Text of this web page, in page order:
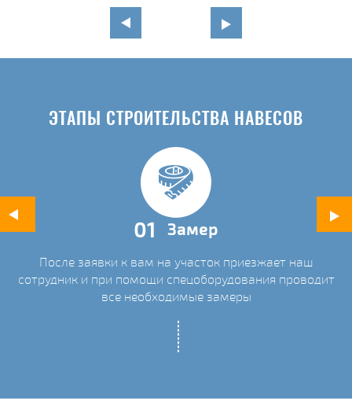
ЭТАПЫ СТРОИТЕЛЬСТВА НАВЕСОВ
01 Замер
После заявки к вам на участок приезжает наш
сотрудник и при помощи спецоборудования проводит
все необходимые замеры